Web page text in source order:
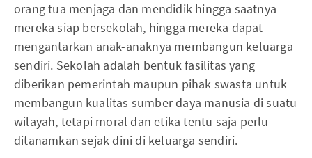
orang tua menjaga dan mendidik hingga saatnya
mereka siap bersekolah, hingga mereka dapat
mengantarkan anak-anaknya membangun keluarga
sendiri. Sekolah adalah bentuk fasilitas yang
diberikan pemerintah maupun pihak swasta untuk
membangun kualitas sumber daya manusia di suatu
wilayah, tetapi moral dan etika tentu saja perlu
ditanamkan sejak dini di keluarga sendiri.